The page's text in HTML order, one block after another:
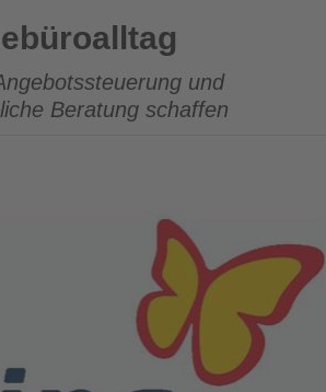
und
Beratung schaffen